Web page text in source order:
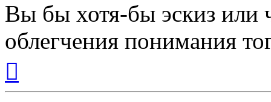
Вы бы хотя-бы эскиз или
облегчения понимания
началу